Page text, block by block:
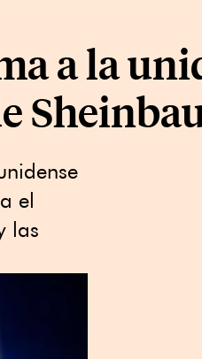
a la
el
las